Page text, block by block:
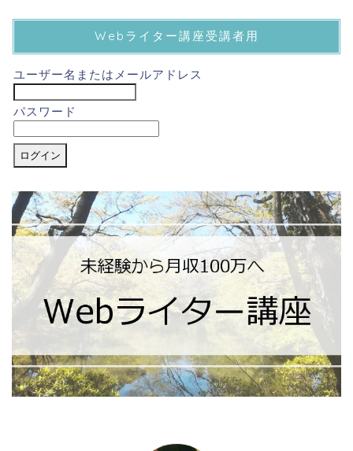
Webライター講座受講者用
ユーザー名またはメールアドレス
パスワード